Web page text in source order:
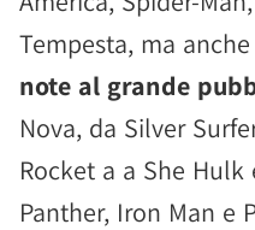
Tempesta, ma anche
note al grande
Nova, da Silver
Rocket a a She
Panther, Iron Man e